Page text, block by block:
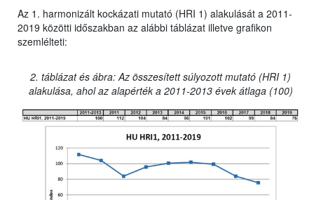
Az 1. harmonizált kockázati mutató (HRI 1) alakulását a 2011-
2019 közötti időszakban az alábbi táblázat illetve grafikon
szemlélteti:
2. táblázat és ábra: Az összesített súlyozott mutató (HRI 1)
alakulása, ahol az alapérték a 2011-2013 évek átlaga (100)